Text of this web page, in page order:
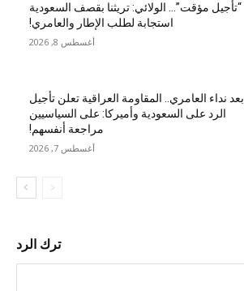
“تأجيل مؤقت”… الولائي: تريثنا بقصف السعودية
استجابة لطلب الإطار والعامري!
أغسطس 8, 2026
بعد نداء العامري.. المقاومة العراقية تعلن تأجيل
الرد على السعودية وأميركا: على السياسيين
مراجعة أنفسهم!
أغسطس 7, 2026
ترك الرد